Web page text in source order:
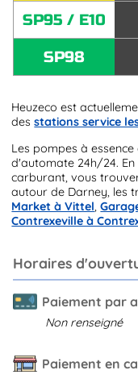
SP95 / E10
SP98
Heuzeco est
desstations service
Les pompes à
d'automate 24h/24.
carburant, vous
autour de Darney, les
Market à Vittel,
Contrexeville à
Horaires
Paiement par
Non renseigné
Paiement en